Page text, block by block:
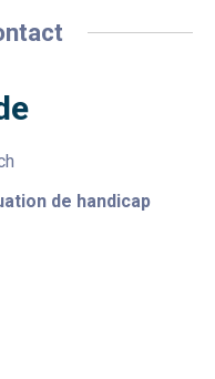
de handicap